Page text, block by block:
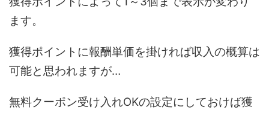
ます。
獲得ポイントに報酬単価を掛ければ収入の概算は
可能と思われますが…
無料クーポン受け入れOKの設定にしておけば獲